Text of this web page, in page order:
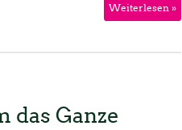
Weiterlesen »
das Ganze